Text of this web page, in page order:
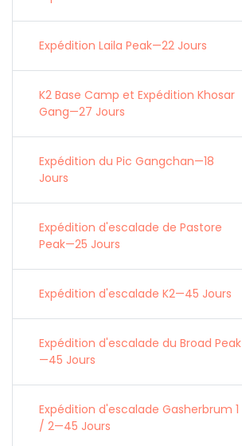
Expédition Laila Peak—22 Jours
K2 Base Camp et Expédition Khosar
Gang—27 Jours
Expédition du Pic Gangchan—18
Jours
Expédition d'escalade de Pastore
Peak—25 Jours
Expédition d'escalade K2—45 Jours
Expédition d'escalade du Broad Peak
—45 Jours
Expédition d'escalade Gasherbrum 1
/ 2—45 Jours